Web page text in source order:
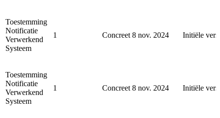
Toestemming
Notificatie
Verwerkend
Systeem
1 Concreet 8 nov. 2024 Initiële
Toestemming
Notificatie
Verwerkend
Systeem
1 Concreet 8 nov. 2024 Initiële